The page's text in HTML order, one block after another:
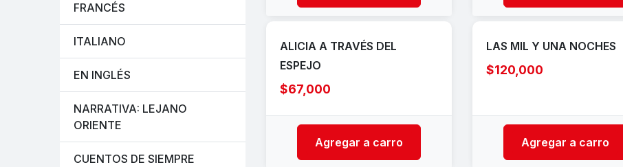
FRANCÉS
ITALIANO
EN INGLÉS
NARRATIVA: LEJANO
ORIENTE
CUENTOS DE SIEMPRE
ALICIA A TRAVÉS DEL
ESPEJO
$67,000
Agregar a carro
LAS MIL Y UNA NOCHES
$120,000
Agregar a carro